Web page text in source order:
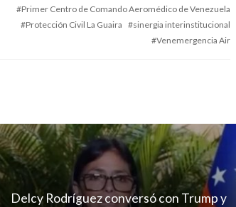
Primer Centro de Comando Aeromédico de Venezuela
Protección Civil La Guaira
sinergia interinstitucional
Venemergencia Air
Delcy Rodríguez conversó con Trump y